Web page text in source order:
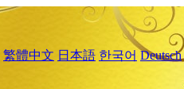
繁體中文 日本語 한국어 Deutsch